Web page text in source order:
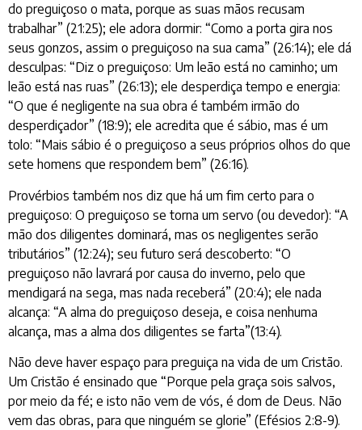
do preguiçoso o mata, porque as suas mãos recusam
trabalhar” (21:25); ele adora dormir: “Como a porta gira nos
seus gonzos, assim o preguiçoso na sua cama” (26:14); ele dá
desculpas: “Diz o preguiçoso: Um leão está no caminho; um
leão está nas ruas” (26:13); ele desperdiça tempo e energia:
“O que é negligente na sua obra é também irmão do
desperdiçador” (18:9); ele acredita que é sábio, mas é um
tolo: “Mais sábio é o preguiçoso a seus próprios olhos do que
sete homens que respondem bem” (26:16).
Provérbios também nos diz que há um fim certo para o
preguiçoso: O preguiçoso se torna um servo (ou devedor): “A
mão dos diligentes dominará, mas os negligentes serão
tributários” (12:24); seu futuro será descoberto: “O
preguiçoso não lavrará por causa do inverno, pelo que
mendigará na sega, mas nada receberá” (20:4); ele nada
alcança: “A alma do preguiçoso deseja, e coisa nenhuma
alcança, mas a alma dos diligentes se farta”(13:4).
Não deve haver espaço para preguiça na vida de um Cristão.
Um Cristão é ensinado que “Porque pela graça sois salvos,
por meio da fé; e isto não vem de vós, é dom de Deus. Não
vem das obras, para que ninguém se glorie” (Efésios 2:8-9).